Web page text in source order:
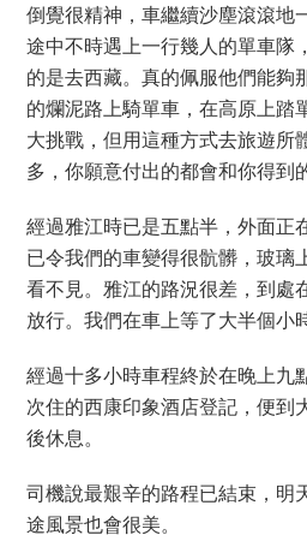
倒覺很精神，車繼續沙塵滾滾地
途中不時遇上一行幾人的單車隊
的是去西藏。真的佩服他們能夠
的爛泥路上騎單車，在高原上踏
大挑戰，但用這種方式去旅遊所
多，你願意付出的都會和你得到
經過雅江時已是五點半，外面正
已令我們的車變得很骯髒，玻璃
看不見。雅江的路況很差，到處
放行。我們在車上等了大半個小
經過十多小時車程終於在晚上九
次住的西康印象酒店登記，便到
後休息。
司機說最艱辛的路程已結束，明
途風景也會很美。